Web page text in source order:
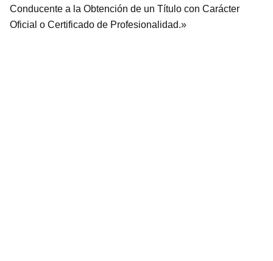
Conducente a la Obtención de un Título con Carácter
Oficial o Certificado de Profesionalidad.»